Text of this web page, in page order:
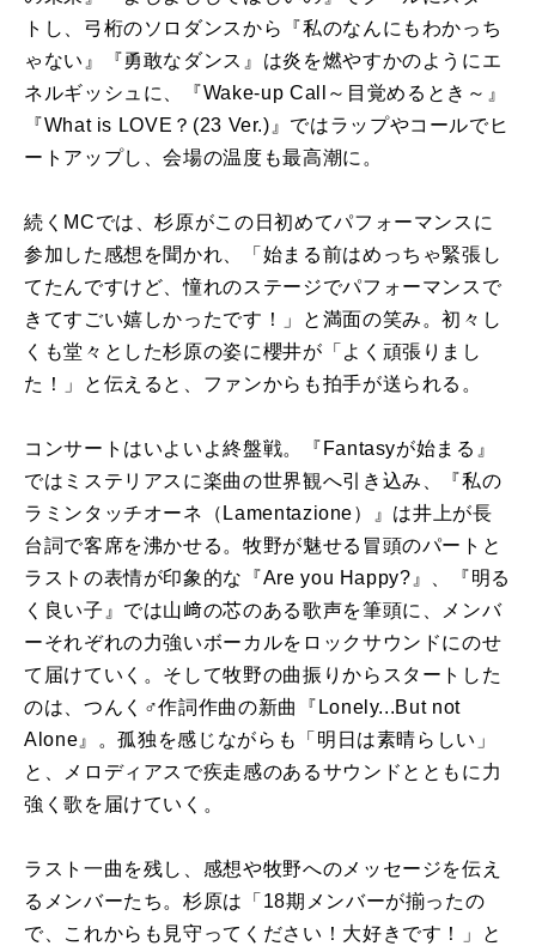
トし、弓桁のソロダンスから『私のなんにもわかっち
ゃない』『勇敢なダンス』は炎を燃やすかのようにエ
ネルギッシュに、『Wake-up Call～目覚めるとき～』
『What is LOVE？(23 Ver.)』ではラップやコールでヒ
ートアップし、会場の温度も最高潮に。
続くMCでは、杉原がこの日初めてパフォーマンスに
参加した感想を聞かれ、「始まる前はめっちゃ緊張し
てたんですけど、憧れのステージでパフォーマンスで
きてすごい嬉しかったです！」と満面の笑み。初々し
くも堂々とした杉原の姿に櫻井が「よく頑張りまし
た！」と伝えると、ファンからも拍手が送られる。
コンサートはいよいよ終盤戦。『Fantasyが始まる』
ではミステリアスに楽曲の世界観へ引き込み、『私の
ラミンタッチオーネ（Lamentazione）』は井上が長
台詞で客席を沸かせる。牧野が魅せる冒頭のパートと
ラストの表情が印象的な『Are you Happy?』、『明る
く良い子』では山﨑の芯のある歌声を筆頭に、メンバ
ーそれぞれの力強いボーカルをロックサウンドにのせ
て届けていく。そして牧野の曲振りからスタートした
のは、つんく♂作詞作曲の新曲『Lonely...But not
Alone』。孤独を感じながらも「明日は素晴らしい」
と、メロディアスで疾走感のあるサウンドとともに力
強く歌を届けていく。
ラスト一曲を残し、感想や牧野へのメッセージを伝え
るメンバーたち。杉原は「18期メンバーが揃ったの
で、これからも見守ってください！大好きです！」と